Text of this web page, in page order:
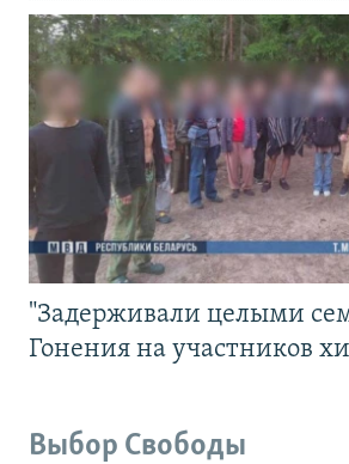
"Задерживали целыми
Гонения на участников
Выбор Свободы